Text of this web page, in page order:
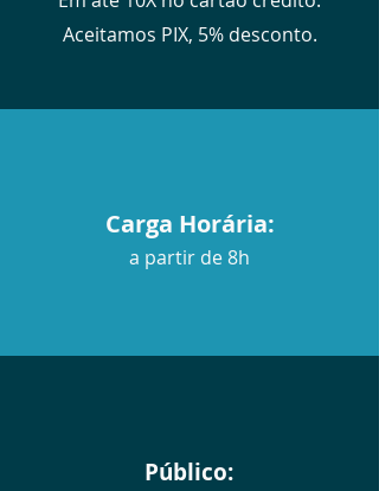
Aceitamos PIX, 5% desconto.
Carga Horária:
a partir de 8h
Público: